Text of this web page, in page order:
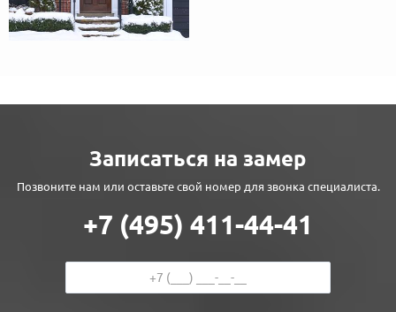
Записаться на замер
Позвоните нам или оставьте свой номер для звонка специалиста.
+7 (495) 411-44-41